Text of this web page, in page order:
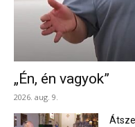
„Én, én vagyok”
2026. aug. 9.